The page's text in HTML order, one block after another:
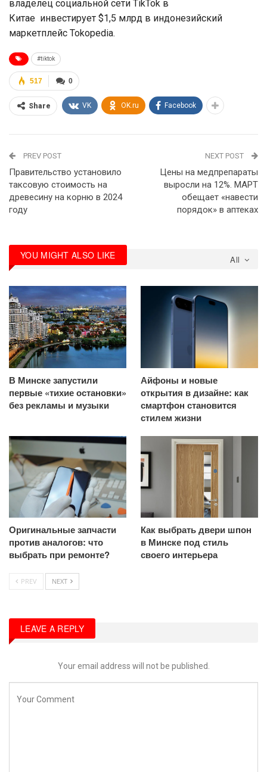
владелец социальной сети TikTok в
Китае инвестирует $1,5 млрд в индонезийский
маркетплейс Tokopedia.
#tiktok
0
517
Share VK OK.ru Facebook
PREV POST
Правительство установило
таксовую стоимость на
древесину на корню в 2024
году
NEXT POST
Цены на медпрепараты
выросли на 12%. МАРТ
обещает «навести
порядок» в аптеках
All
YOU MIGHT ALSO LIKE
В Минске запустили
первые «тихие остановки»
без рекламы и музыки
Айфоны и новые
открытия в дизайне: как
смартфон становится
стилем жизни
Оригинальные запчасти
против аналогов: что
выбрать при ремонте?
Как выбрать двери шпон
в Минске под стиль
своего интерьера
PREV NEXT
LEAVE A REPLY
Your email address will not be published.